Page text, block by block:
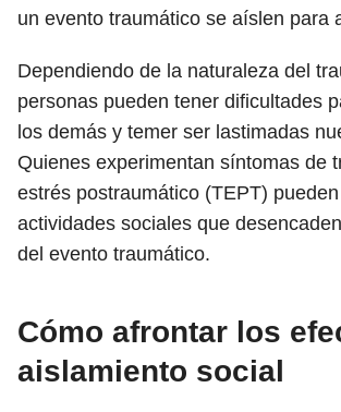
un evento traumático se aíslen para
Dependiendo de la naturaleza del
personas pueden tener dificultades
los demás y temer ser lastimadas
Quienes experimentan síntomas de
estrés postraumático (TEPT)
actividades sociales que
del evento traumático.
Cómo afrontar los
aislamiento social